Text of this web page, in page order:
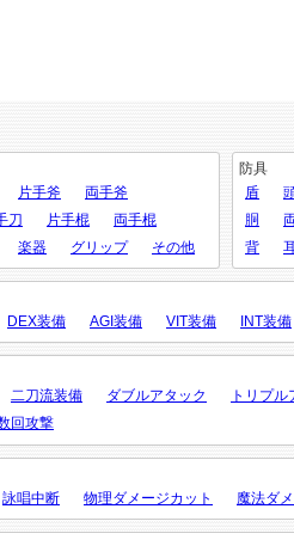
片手斧
両手斧
刀 片手棍
両手棍
楽器 グリップ その他
防具
盾
胴
背
DEX装備 AGI装備 VIT装備 INT装備
二刀流装備 ダブルアタック
トリプル
回攻撃
詠唱中断 物理ダメージカット 魔法ダ